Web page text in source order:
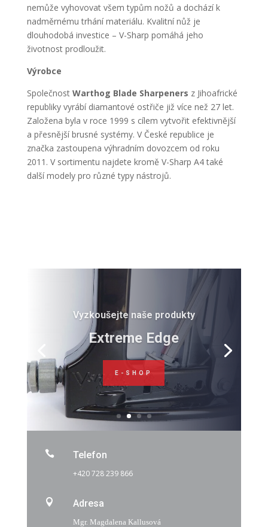
nemůže vyhovovat všem typům nožů a dochází k
nadměrnému trhání materiálu. Kvalitní nůž je
dlouhodobá investice – V-Sharp pomáhá jeho
životnost prodloužit.
Výrobce
Společnost Warthog Blade Sharpeners z Jihoafrické
republiky vyrábí diamantové ostřiče již více než 27 let.
Založena byla v roce 1999 s cílem vytvořit efektivnější
a přesnější brusné systémy. V České republice je
značka zastoupena výhradním dovozcem od roku
2011. V sortimentu najdete kromě V-Sharp A4 také
další modely pro různé typy nástrojů.
Vyzkoušejte naše produkty
Extreme Edge
E-SHOP
 Telefon
+420 728 239 866
 Adresa
Mgr. Magdalena Kallusová